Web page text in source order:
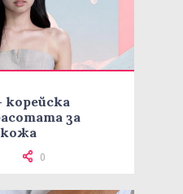
корейска
за
кожа
0